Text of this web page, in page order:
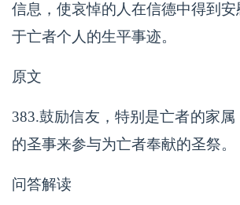
信息，使哀悼的人在信德中得到
于亡者个人的生平事迹。
原文
383.鼓励信友，特别是亡者的家
的圣事来参与为亡者奉献的圣祭。
问答解读